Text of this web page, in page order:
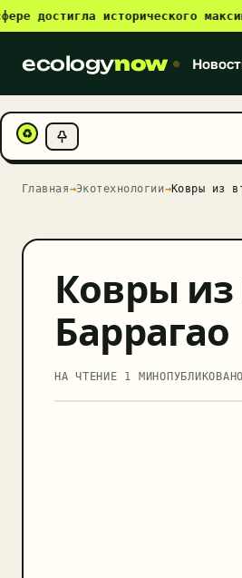
исторического максимума●
ecologynow
♻
Главная→Экотехнологии→Ковры из
Ковры из
Баррагао
НА ЧТЕНИЕ 1 МИН